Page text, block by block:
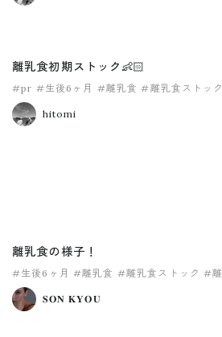
離乳食初期ストック👶🏻
#pr #生後6ヶ月 #離乳食 #離乳食ストック
hitomi
離乳食の様子！
#生後6ヶ月 #離乳食 #離乳食ストック #
𝐒𝐎𝐍 𝐊𝐘𝐎𝐔